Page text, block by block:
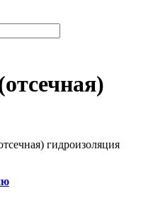
гидроизоляция